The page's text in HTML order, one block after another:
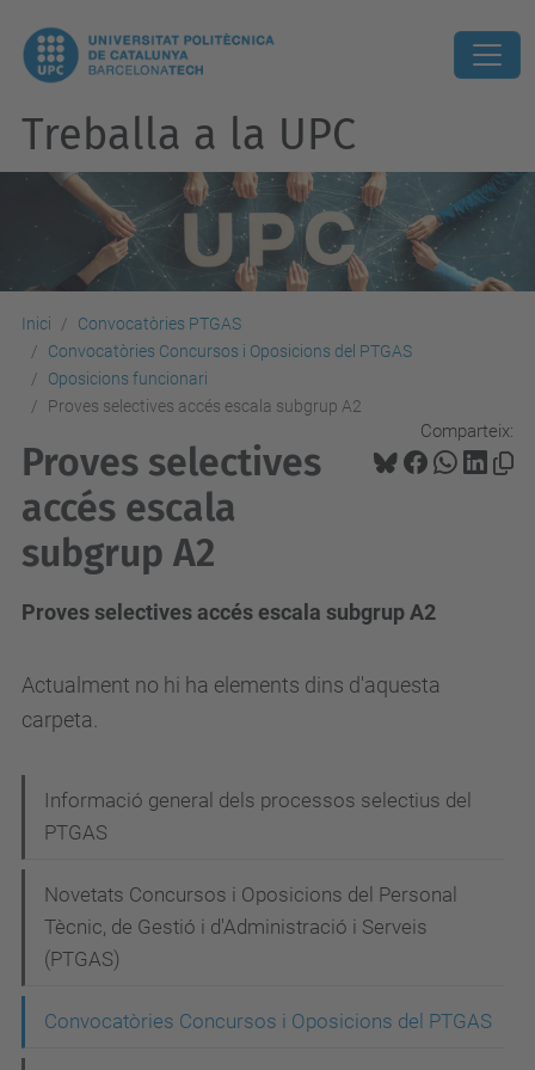
Treballa a la UPC
Inici
Convocatòries PTGAS
Convocatòries Concursos i Oposicions del PTGAS
Oposicions funcionari
Proves selectives accés escala subgrup A2
Comparteix:
Proves selectives
accés escala
subgrup A2
Proves selectives accés escala subgrup A2
Actualment no hi ha elements dins d'aquesta
carpeta.
a
c
Informació general dels processos selectius del
PTGAS
Novetats Concursos i Oposicions del Personal
Tècnic, de Gestió i d'Administració i Serveis
(PTGAS)
Convocatòries Concursos i Oposicions del PTGAS